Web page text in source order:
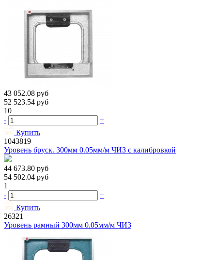
43 052.08 руб
52 523.54 руб
10
-
+
Купить
1043819
Уровень бруск. 300мм 0.05мм/м ЧИЗ с калибровкой
44 673.80 руб
54 502.04 руб
1
-
+
Купить
26321
Уровень рамный 300мм 0.05мм/м ЧИЗ